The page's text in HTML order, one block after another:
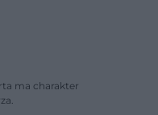
ma charakter